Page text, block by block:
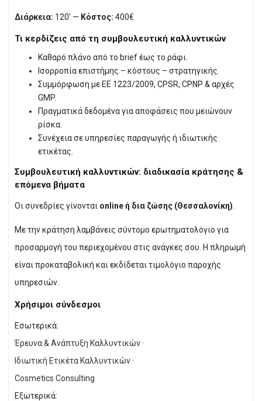
Διάρκεια: 120’ — Κόστος: 400€
Τι κερδίζεις από τη συμβουλευτική καλλυντικών
Καθαρό πλάνο από το brief έως το ράφι.
Ισορροπία επιστήμης – κόστους – στρατηγικής.
Συμμόρφωση με ΕΕ 1223/2009, CPSR, CPNP & αρχές
GMP.
Πραγματικά δεδομένα για αποφάσεις που μειώνουν
ρίσκα.
Συνέχεια σε υπηρεσίες παραγωγής ή ιδιωτικής
ετικέτας.
Συμβουλευτική καλλυντικών: διαδικασία κράτησης &
επόμενα βήματα
Οι συνεδρίες γίνονται online ή δια ζώσης (Θεσσαλονίκη)
Με την κράτηση λαμβάνεις σύντομο ερωτηματολόγιο για
προσαρμογή του περιεχομένου στις ανάγκες σου. Η πληρωμή
είναι προκαταβολική και εκδίδεται τιμολόγιο παροχής
υπηρεσιών.
Χρήσιμοι σύνδεσμοι
Εσωτερικά:
Έρευνα & Ανάπτυξη Καλλυντικών·
Ιδιωτική Ετικέτα Καλλυντικών·
Cosmetics Consulting
Εξωτερικά: